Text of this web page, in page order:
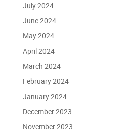
July 2024
June 2024
May 2024
April 2024
March 2024
February 2024
January 2024
December 2023
November 2023